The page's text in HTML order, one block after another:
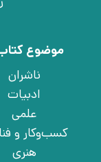
موضوع
ناشران
ادبیات
علمی
کسب‌وکار و
هنری